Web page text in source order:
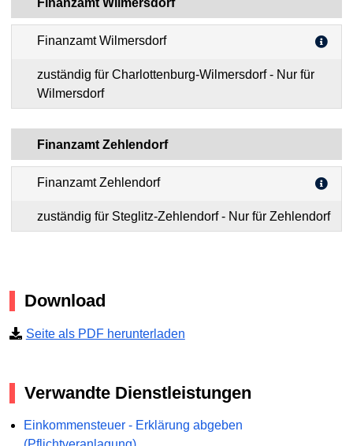
Finanzamt Wilmersdorf
Finanzamt Wilmersdorf
zuständig für Charlottenburg-Wilmersdorf - Nur für
Wilmersdorf
Finanzamt Zehlendorf
Finanzamt Zehlendorf
zuständig für Steglitz-Zehlendorf - Nur für Zehlendorf
Download
Seite als PDF herunterladen
Verwandte Dienstleistungen
Einkommensteuer - Erklärung abgeben